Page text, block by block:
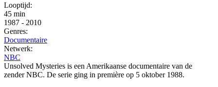
Looptijd:
45 min
1987 - 2010
Genres:
Documentaire
Netwerk:
NBC
Unsolved Mysteries is een Amerikaanse documentaire van de
zender NBC. De serie ging in première op 5 oktober 1988.